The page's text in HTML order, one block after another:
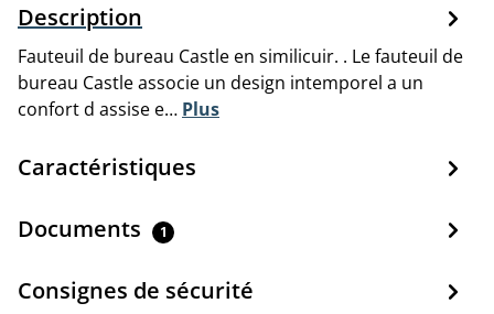
Description
Fauteuil de bureau Castle en similicuir. . Le fauteuil de
bureau Castle associe un design intemporel a un
confort d assise e… Plus
Caractéristiques
Documents 1
Consignes de sécurité